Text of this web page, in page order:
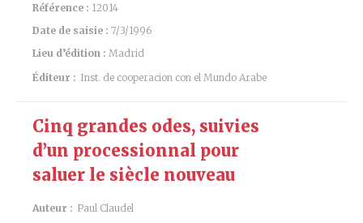
Référence : 12014
Date de saisie : 7/3/1996
Lieu d’édition : Madrid
Éditeur : Inst. de cooperacion con el Mundo Arabe
Cinq grandes odes, suivies
d’un processionnal pour
saluer le siècle nouveau
Auteur : Paul Claudel